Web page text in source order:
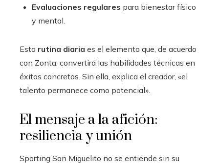
Evaluaciones regulares para bienestar físico
y mental.
Esta rutina diaria es el elemento que, de acuerdo
con Zonta, convertirá las habilidades técnicas en
éxitos concretos. Sin ella, explica el creador, «el
talento permanece como potencial».
El mensaje a la afición:
resiliencia y unión
Sporting San Miguelito no se entiende sin su